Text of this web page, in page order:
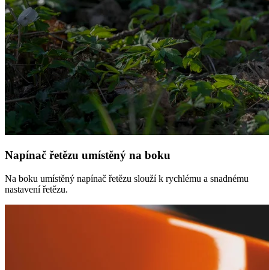
Napínač řetězu umístěný na boku
Na boku umístěný napínač řetězu slouží k rychlému a snadnému
nastavení řetězu.